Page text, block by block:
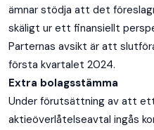
ämnar stödja att det
skäligt ur ett finansiellt
Parternas avsikt är att
första kvartalet 2024.
Extra bolagsstämma
Under förutsättning av att
aktieöverlåtelseavtal ingås